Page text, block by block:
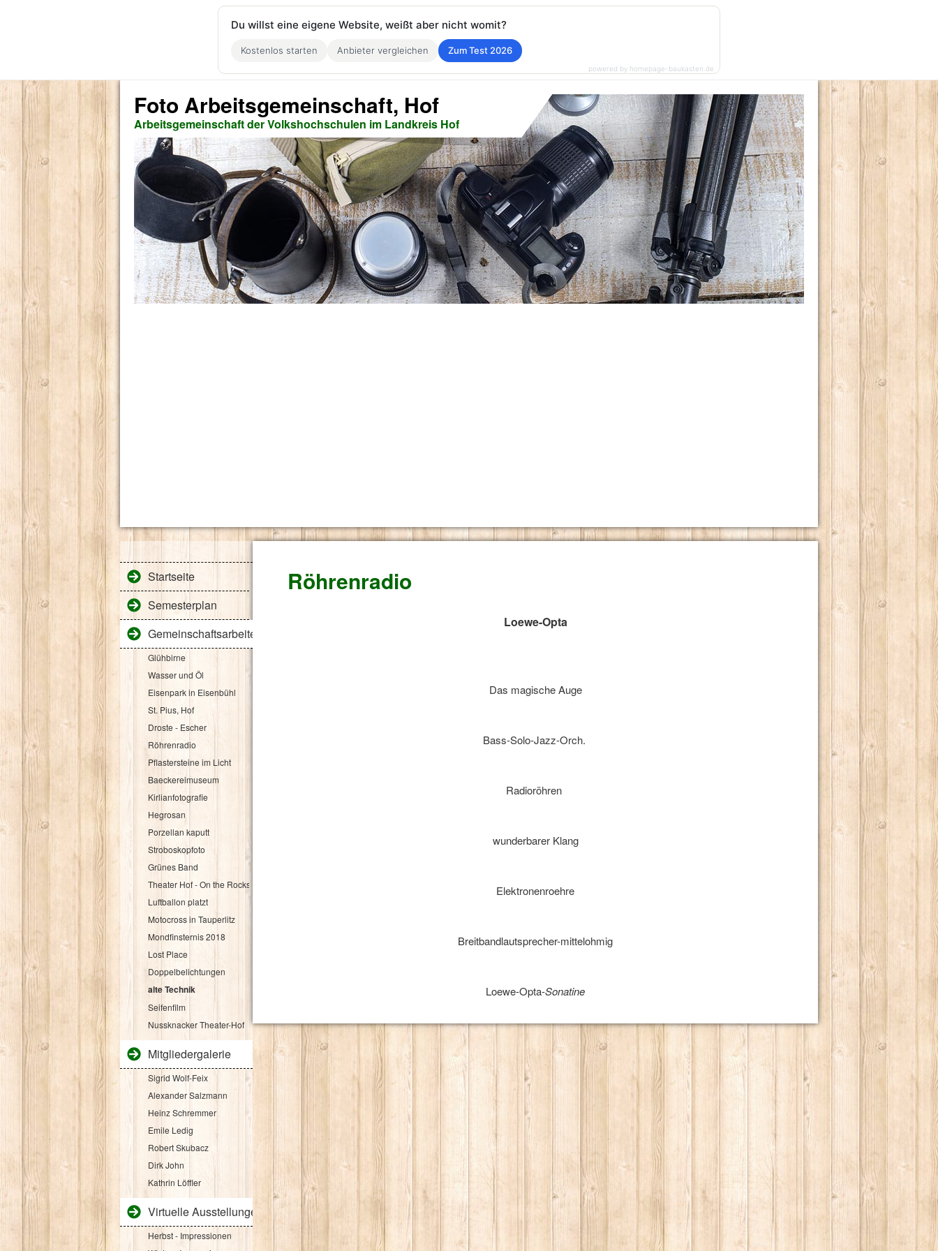
Foto Arbeitsgemeinschaft, Hof
Arbeitsgemeinschaft der Volkshochschulen im Landkreis Hof
Startseite
Semesterplan
Gemeinschaftsarbeiten
Glühbirne
Wasser und Öl
Eisenpark in Eisenbühl
St. Pius, Hof
Droste - Escher
Röhrenradio
Pflastersteine im Licht
Baeckereimuseum
Kirlianfotografie
Hegrosan
Porzellan kaputt
Stroboskopfoto
Grünes Band
Theater Hof - On the Rocks
Luftballon platzt
Motocross in Tauperlitz
Mondfinsternis 2018
Lost Place
Doppelbelichtungen
alte Technik
Seifenfilm
Nussknacker Theater-Hof
Mitgliedergalerie
Sigrid Wolf-Feix
Alexander Salzmann
Heinz Schremmer
Emile Ledig
Robert Skubacz
Dirk John
Kathrin Löffler
Virtuelle Ausstellungen
Herbst - Impressionen
Röhrenradio
Loewe-Opta
Das magische Auge
Bass-Solo-Jazz-Orch.
Radioröhren
wunderbarer Klang
Elektronenroehre
Breitbandlautsprecher-mittelohmig
Loewe-Opta-Sonatine
Du willst eine eigene Website, weißt aber nicht womit?
Kostenlos starten Anbieter vergleichen Zum Test 2026
powered by homepage-baukasten.de